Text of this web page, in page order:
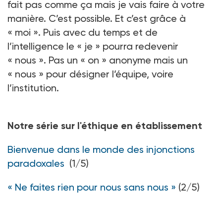
fait pas comme ça mais je vais faire à votre
manière. C’est possible. Et c’est grâce à
« moi ». Puis avec du temps et de
l’intelligence le « je » pourra redevenir
« nous ». Pas un « on » anonyme mais un
« nous » pour désigner l’équipe, voire
l’institution.
Notre série sur l'éthique en établissement
Bienvenue dans le monde des injonctions
paradoxales (1/5)
« Ne faites rien pour nous sans nous » (2/5)